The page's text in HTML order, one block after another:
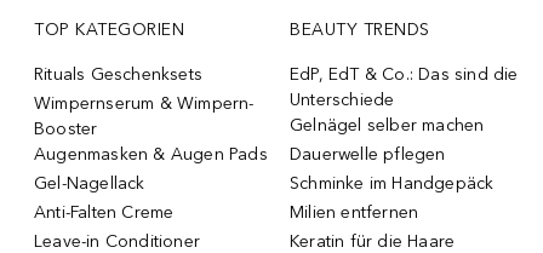
TOP KATEGORIEN
Rituals Geschenksets
Wimpernserum & Wimpern-
Booster
Augenmasken & Augen Pads
Gel-Nagellack
Anti-Falten Creme
Leave-in Conditioner
BEAUTY TRENDS
EdP, EdT & Co.: Das sind die
Unterschiede
Gelnägel selber machen
Dauerwelle pflegen
Schminke im Handgepäck
Milien entfernen
Keratin für die Haare